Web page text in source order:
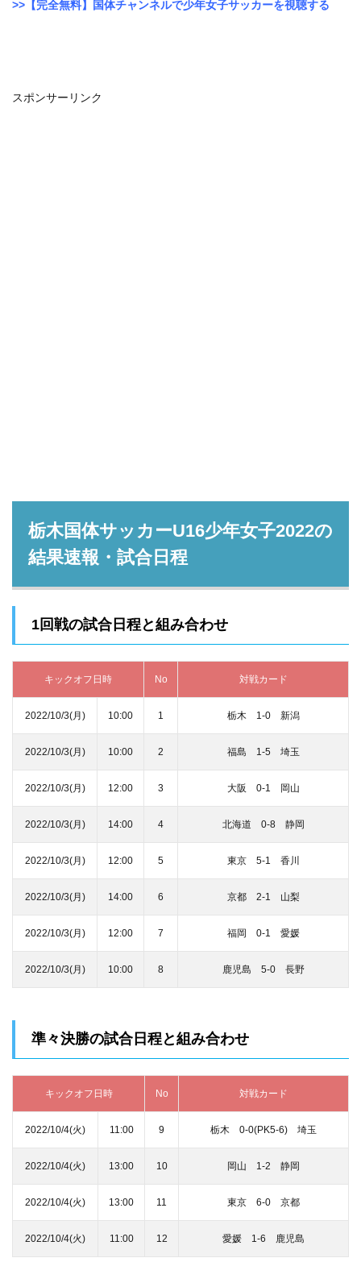
>>【完全無料】国体チャンネルで少年女子サッカーを視聴する
スポンサーリンク
栃木国体サッカーU16少年女子2022の
結果速報・試合日程
1回戦の試合日程と組み合わせ
キックオフ日時 No 対戦カード
2022/10/3(月) 10:00 1 栃木 1‐0 新潟
2022/10/3(月) 10:00 2 福島 1‐5 埼玉
2022/10/3(月) 12:00 3 大阪 0‐1 岡山
2022/10/3(月) 14:00 4 北海道 0‐8 静岡
2022/10/3(月) 12:00 5 東京 5‐1 香川
2022/10/3(月) 14:00 6 京都 2‐1 山梨
2022/10/3(月) 12:00 7 福岡 0‐1 愛媛
2022/10/3(月) 10:00 8 鹿児島 5‐0 長野
準々決勝の試合日程と組み合わせ
キックオフ日時 No 対戦カード
2022/10/4(火) 11:00 9 栃木 0‐0(PK5-6) 埼玉
2022/10/4(火) 13:00 10 岡山 1‐2 静岡
2022/10/4(火) 13:00 11 東京 6‐0 京都
2022/10/4(火) 11:00 12 愛媛 1‐6 鹿児島